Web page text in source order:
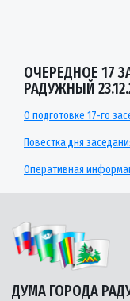
ОЧЕРЕДНОЕ 17
РАДУЖНЫЙ
О подготовке 17-го
Повестка дня
Оперативная
ДУМА ГОРОДА